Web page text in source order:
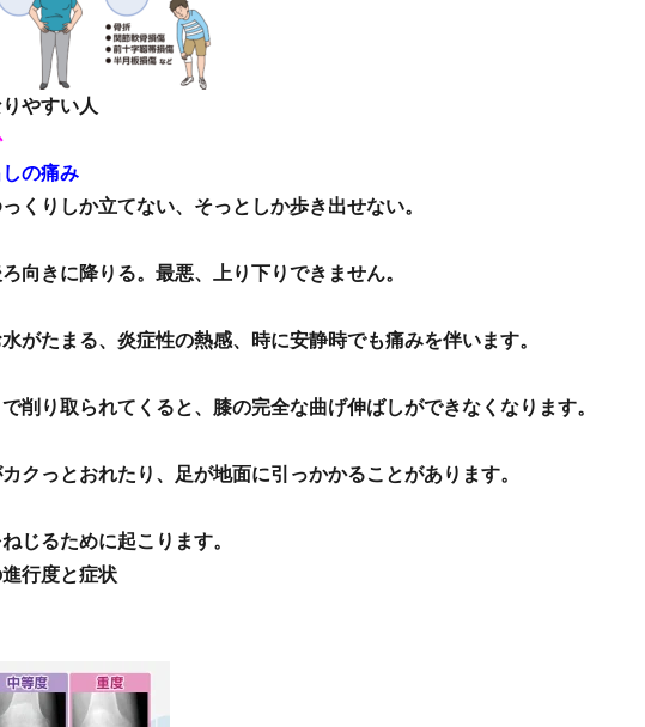
やすい人
の痛み
くりしか立てない、そっとしか歩き出せない。
向きに降りる。最悪、上り下りできません。
がたまる、炎症性の熱感、時に安静時でも痛みを伴います。
削り取られてくると、膝の完全な曲げ伸ばしができなくなります。
クっとおれたり、足が地面に引っかかることがあります。
じるために起こります。
行度と症状